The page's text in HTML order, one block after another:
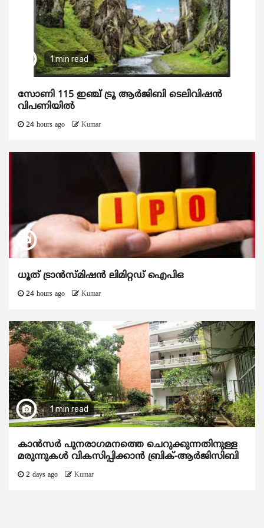
1 min read
സോണി 115 ഇഞ്ച് ട്രൂ ആർജിബി ടെലിവിഷൻ
വിപണിയിൽ
24 hours ago Kumar
ധൂത് ട്രാൻസ്മിഷൻ ലിമിറ്റഡ് ഐപിഒ
24 hours ago Kumar
1 min read
കാന്‍സര്‍ പുനരാഗമനത്തെ ചെറുക്കുന്നതിനുള്ള
മരുന്നുകള്‍ വികസിപ്പിക്കാന്‍ ബ്രിക്-ആര്‍ജിസിബി
2 days ago Kumar